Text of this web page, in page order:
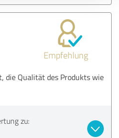
Empfehlung
die Qualität des Produkts wie
zu: